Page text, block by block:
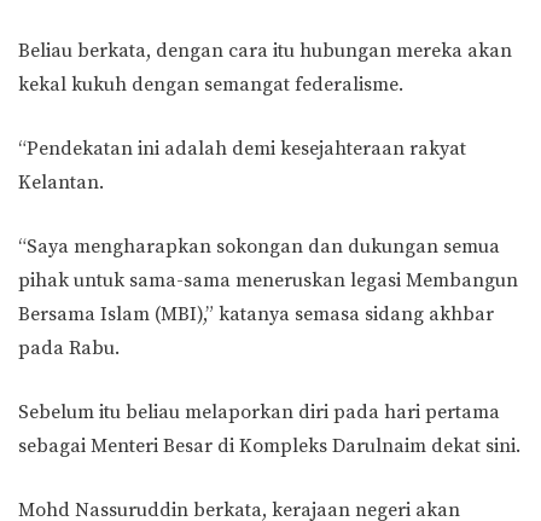
Beliau berkata, dengan cara itu hubungan mereka akan
kekal kukuh dengan semangat federalisme.
“Pendekatan ini adalah demi kesejahteraan rakyat
Kelantan.
“Saya mengharapkan sokongan dan dukungan semua
pihak untuk sama-sama meneruskan legasi Membangun
Bersama Islam (MBI),” katanya semasa sidang akhbar
pada Rabu.
Sebelum itu beliau melaporkan diri pada hari pertama
sebagai Menteri Besar di Kompleks Darulnaim dekat sini.
Mohd Nassuruddin berkata, kerajaan negeri akan